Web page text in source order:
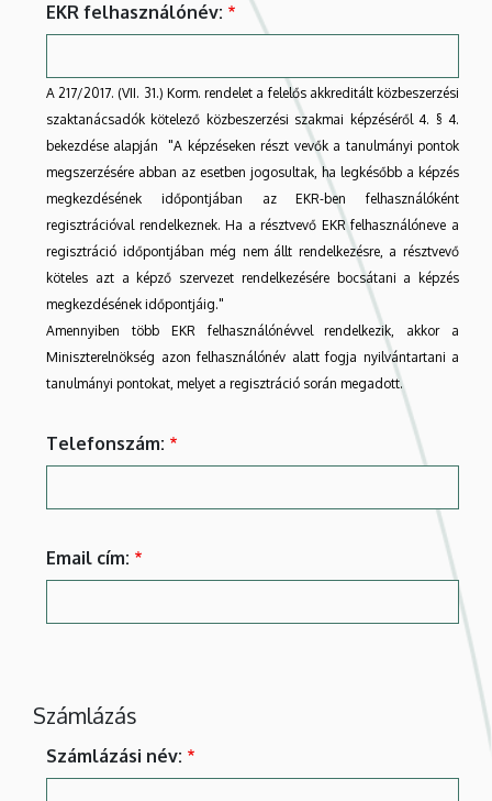
EKR felhasználónév:
A 217/2017. (VII. 31.) Korm. rendelet a felelős akkreditált közbeszerzési
szaktanácsadók kötelező közbeszerzési szakmai képzéséről 4. § 4.
bekezdése alapján "A képzéseken részt vevők a tanulmányi pontok
megszerzésére abban az esetben jogosultak, ha legkésőbb a képzés
megkezdésének időpontjában az EKR-ben felhasználóként
regisztrációval rendelkeznek. Ha a résztvevő EKR felhasználóneve a
regisztráció időpontjában még nem állt rendelkezésre, a résztvevő
köteles azt a képző szervezet rendelkezésére bocsátani a képzés
megkezdésének időpontjáig."
Amennyiben több EKR felhasználónévvel rendelkezik, akkor a
Miniszterelnökség azon felhasználónév alatt fogja nyilvántartani a
tanulmányi pontokat, melyet a regisztráció során megadott.
Telefonszám:
Email cím:
Számlázás
Számlázási név: